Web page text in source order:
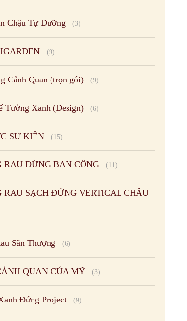
Chậu Tự Dưỡng (3)
(9)
Cảnh Quan (trọn gói) (9)
Tường Xanh (Design) (6)
SỰ KIỆN (15)
RAU ĐỨNG BAN CÔNG (11)
RAU SẠCH ĐỨNG VERTICAL CHÂU
Sân Thượng (6)
QUAN CỦA MỸ (3)
Đứng Project (9)